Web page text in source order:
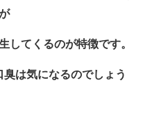
してくるのが特徴です。
は気になるのでしょう